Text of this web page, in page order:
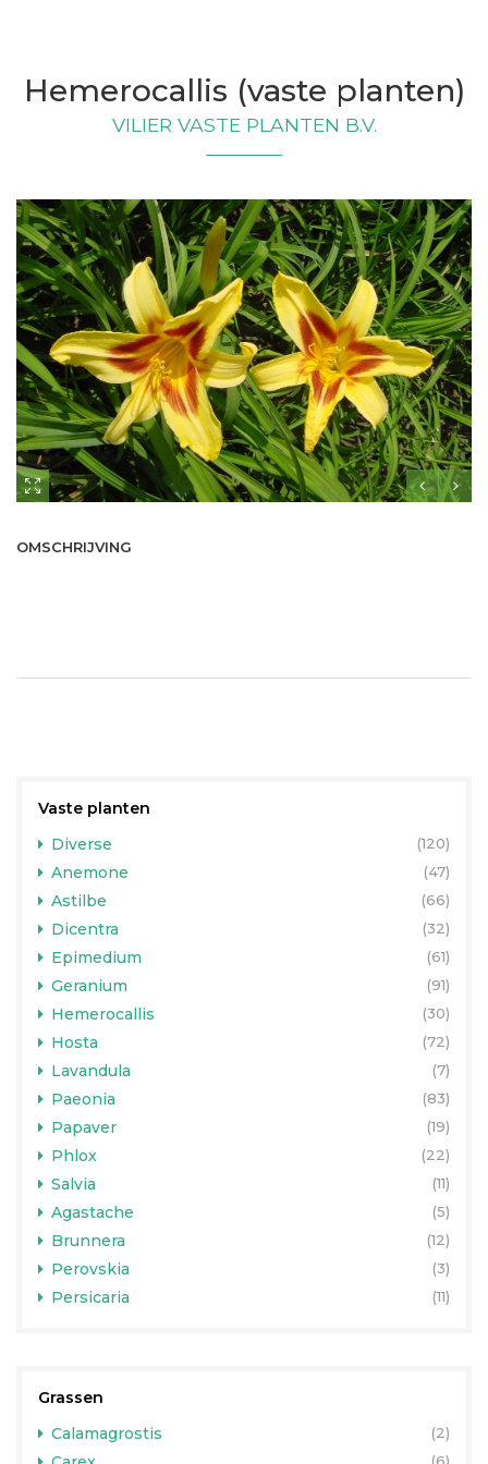
Hemerocallis (vaste planten)
VILIER VASTE PLANTEN B.V.
OMSCHRIJVING
Vaste planten
Diverse
(120)
Anemone (47)
Astilbe (66)
Dicentra (32)
Epimedium (61)
Geranium (91)
Hemerocallis (30)
Hosta (72)
Lavandula (7)
Paeonia (83)
Papaver (19)
Phlox (22)
Salvia (11)
Agastache (5)
Brunnera (12)
Perovskia (3)
Persicaria (11)
Grassen
Calamagrostis
(2)